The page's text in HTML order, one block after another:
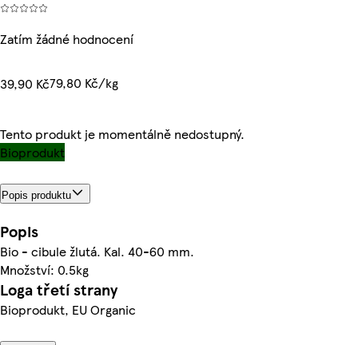
Zatím žádné hodnocení
39,90 Kč79,80 Kč/kg
Tento produkt je momentálně nedostupný.
Bioprodukt
Popis produktu
Popis
Bio - cibule žlutá. Kal. 40-60 mm.
Množství: 0.5kg
Loga třetí strany
Bioprodukt, EU Organic